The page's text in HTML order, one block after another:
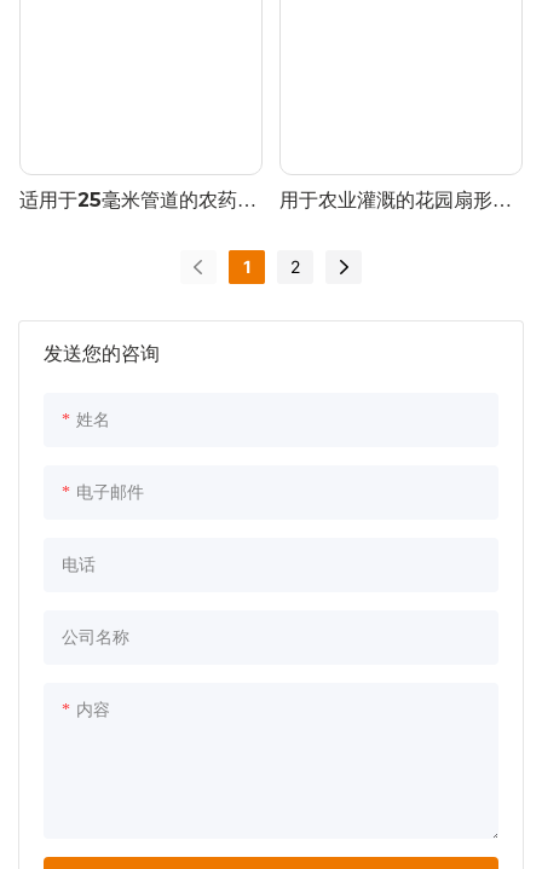
发送您的咨询
姓名
电子邮件
电话
公司名称
内容
适用于25毫米管道的农药/
用于农业灌溉的花园扇形喷
1 2